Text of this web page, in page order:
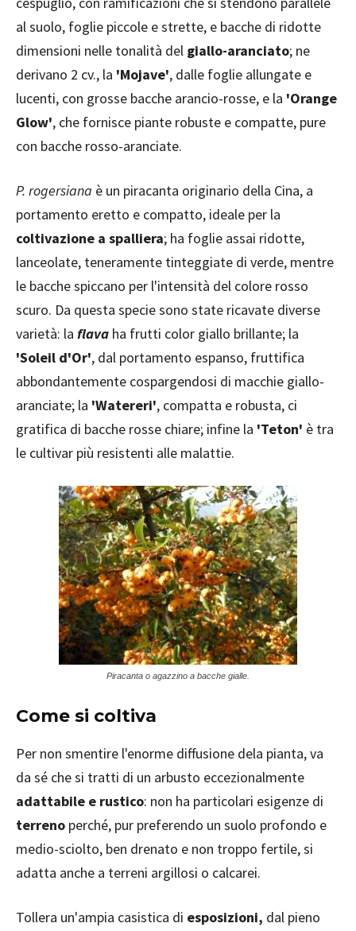
al suolo, foglie piccole e strette, e bacche di ridotte
dimensioni nelle tonalità del giallo-aranciato; ne
derivano 2 cv., la 'Mojave', dalle foglie allungate e
lucenti, con grosse bacche arancio-rosse, e la 'Orange
Glow', che fornisce piante robuste e compatte, pure
con bacche rosso-aranciate.
P. rogersiana è un piracanta originario della Cina, a
portamento eretto e compatto, ideale per la
coltivazione a spalliera; ha foglie assai ridotte,
lanceolate, teneramente tinteggiate di verde, mentre
le bacche spiccano per l'intensità del colore rosso
scuro. Da questa specie sono state ricavate diverse
varietà: la flava ha frutti color giallo brillante; la
'Soleil d'Or', dal portamento espanso, fruttifica
abbondantemente cospargendosi di macchie giallo-
aranciate; la 'Watereri', compatta e robusta, ci
gratifica di bacche rosse chiare; infine la 'Teton' è tra
le cultivar più resistenti alle malattie.
Piracanta o agazzino a bacche gialle.
Come si coltiva
Per non smentire l'enorme diffusione dela pianta, va
da sé che si tratti di un arbusto eccezionalmente
adattabile e rustico: non ha particolari esigenze di
terreno perché, pur preferendo un suolo profondo e
medio-sciolto, ben drenato e non troppo fertile, si
adatta anche a terreni argillosi o calcarei.
Tollera un'ampia casistica di esposizioni, dal pieno